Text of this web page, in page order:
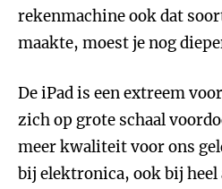
rekenmachine ook dat
maakte, moest je nog
De iPad is een extreem
zich op grote schaal
meer kwaliteit voor ons
bij elektronica, ook bij